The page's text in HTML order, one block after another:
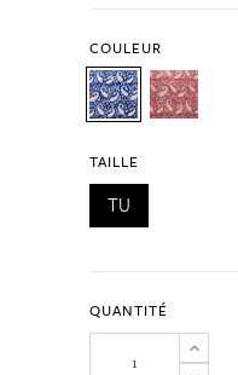
COULEUR
TAILLE
TU
QUANTITÉ